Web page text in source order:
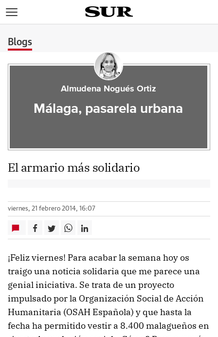
Blogs
Almudena Nogués Ortiz
Málaga, pasarela urbana
El armario más solidario
viernes, 21 febrero 2014, 16:07
¡Feliz viernes! Para acabar la semana hoy os
traigo una noticia solidaria que me parece una
genial iniciativa. Se trata de un proyecto
impulsado por la Organización Social de Acción
Humanitaria (OSAH Española) y que hasta la
fecha ha permitido vestir a 8.400 malagueños en